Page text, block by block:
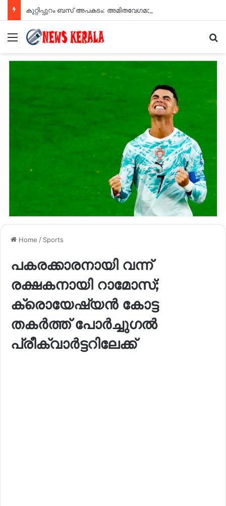
Menu
Home / Sports
പകരക്കാരനായി വന്ന്
രക്ഷകനായി റാമോസ്;
ക്രൊയേഷ്യൻ കോട്ട
തകർത്ത് പോർച്ചുഗൽ
പ്രീക്വാർട്ടറിലേക്ക്